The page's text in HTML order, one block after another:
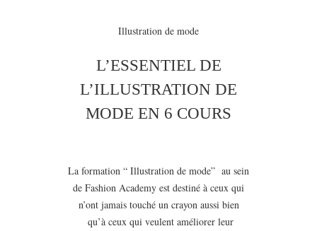
Illustration de mode
L’ESSENTIEL DE
L’ILLUSTRATION DE
MODE EN 6 COURS
La formation “ Illustration de mode” au sein
de Fashion Academy est destiné à ceux qui
n’ont jamais touché un crayon aussi bien
qu’à ceux qui veulent améliorer leur